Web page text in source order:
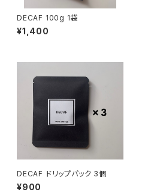
DECAF 100g 1袋
¥1,400
DECAF ドリップパック 3個
¥900